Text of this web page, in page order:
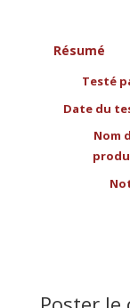
Résumé
Testé
Date du
Nom